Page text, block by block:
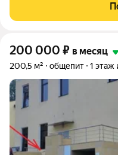
место расположение в
200 000 ₽ в месяц
200,5 м² общепит 1 этаж